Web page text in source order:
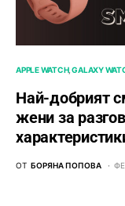
APPLE WATCH GALAXY
Най-добрият
жени за
ОТ БОРЯНА ПОПОВА